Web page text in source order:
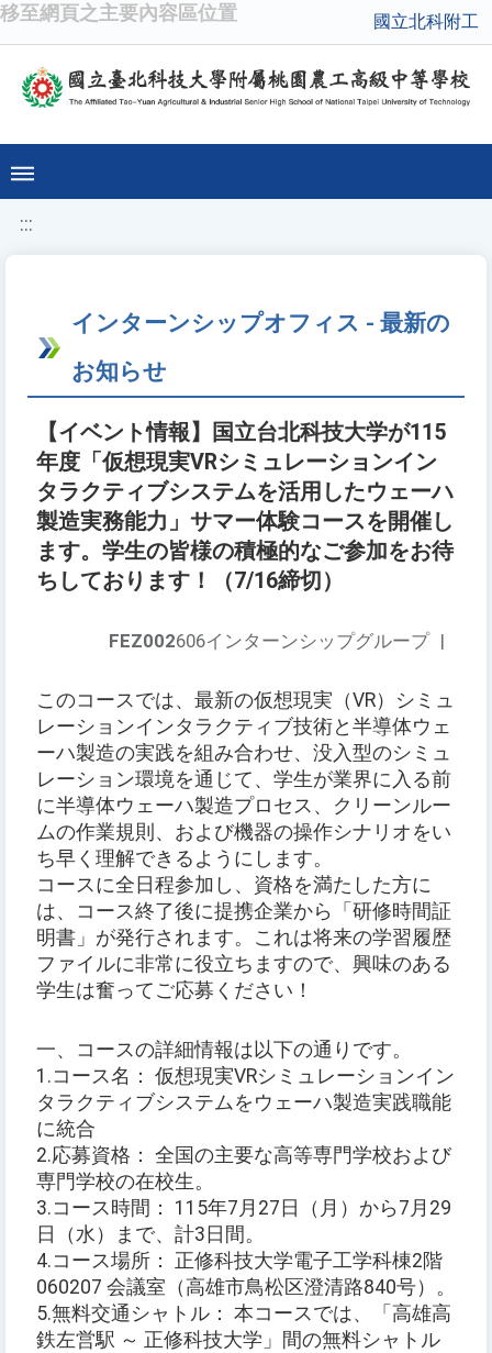
移至網頁之主要內容區位置 國立北科附工
:::
インターンシップオフィス - 最新の
お知らせ
【イベント情報】国立台北科技大学が115
年度「仮想現実VRシミュレーションイン
タラクティブシステムを活用したウェーハ
製造実務能力」サマー体験コースを開催し
ます。学生の皆様の積極的なご参加をお待
ちしております！（7/16締切）
FEZ002606インターンシップグループ |
このコースでは、最新の仮想現実（VR）シミュ
レーションインタラクティブ技術と半導体ウェ
ーハ製造の実践を組み合わせ、没入型のシミュ
レーション環境を通じて、学生が業界に入る前
に半導体ウェーハ製造プロセス、クリーンルー
ムの作業規則、および機器の操作シナリオをい
ち早く理解できるようにします。
コースに全日程参加し、資格を満たした方に
は、コース終了後に提携企業から「研修時間証
明書」が発行されます。これは将来の学習履歴
ファイルに非常に役立ちますので、興味のある
学生は奮ってご応募ください！
一、コースの詳細情報は以下の通りです。
1.コース名： 仮想現実VRシミュレーションイン
タラクティブシステムをウェーハ製造実践職能
に統合
2.応募資格： 全国の主要な高等専門学校および
専門学校の在校生。
3.コース時間： 115年7月27日（月）から7月29
日（水）まで、計3日間。
4.コース場所： 正修科技大学電子工学科棟2階
060207 会議室（高雄市鳥松区澄清路840号）。
5.無料交通シャトル： 本コースでは、「高雄高
鉄左営駅 ～ 正修科技大学」間の無料シャトル